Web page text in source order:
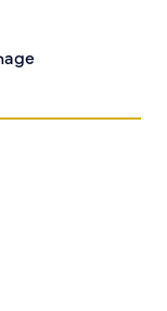
La
est une
publics et
sont
et le
industriel